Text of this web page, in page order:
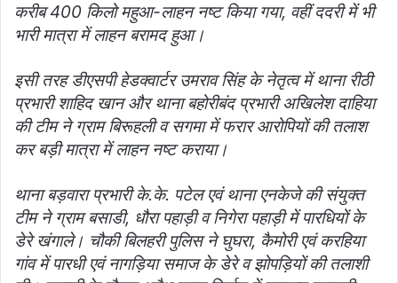
करीब 400 किलो महुआ-लाहन नष्ट किया गया, वहीं ददरी में भी
भारी मात्रा में लाहन बरामद हुआ।
इसी तरह डीएसपी हेडक्वार्टर उमराव सिंह के नेतृत्व में थाना रीठी
प्रभारी शाहिद खान और थाना बहोरीबंद प्रभारी अखिलेश दाहिया
की टीम ने ग्राम बिरूहली व सगमा में फरार आरोपियों की तलाश
कर बड़ी मात्रा में लाहन नष्ट कराया।
थाना बड़वारा प्रभारी के.के. पटेल एवं थाना एनकेजे की संयुक्त
टीम ने ग्राम बसाडी, धौरा पहाड़ी व निगेरा पहाड़ी में पारधियों के
डेरे खंगाले। चौकी बिलहरी पुलिस ने घुघरा, कैमोरी एवं करहिया
गांव में पारधी एवं नागड़िया समाज के डेरे व झोपड़ियों की तलाशी